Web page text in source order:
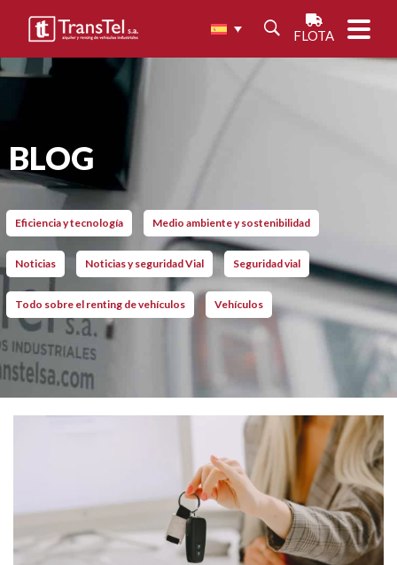
FLOTA
BLOG
Eficiencia y tecnología Medio ambiente y sostenibilidad
Noticias Noticias y seguridad Vial Seguridad vial
Todo sobre el renting de vehículos Vehículos